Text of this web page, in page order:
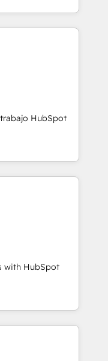
HubSpot
with HubSpot